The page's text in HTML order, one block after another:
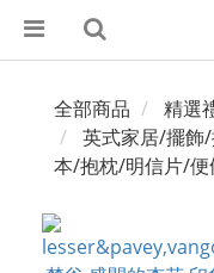
全部商品
精選
英式家居/擺飾
本/抱枕/明信片/便